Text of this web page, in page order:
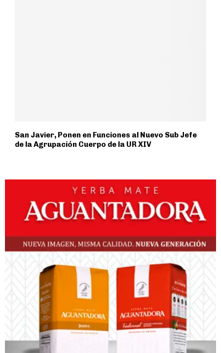
San Javier, Ponen en Funciones al Nuevo Sub Jefe
de la Agrupación Cuerpo de la UR XIV